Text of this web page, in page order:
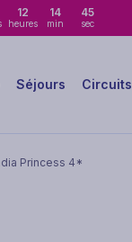
12
heures
14
min
43
sec
Séjours Circuits
Princess 4*